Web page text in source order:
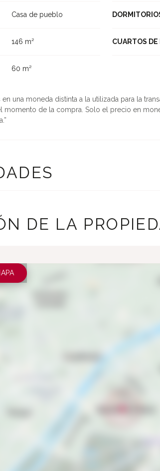
Casa de pueblo
146 m² CUARTOS DE
60 m²
en una moneda distinta a la utilizada para la
momento de la compra. Solo el precio en
DE LA